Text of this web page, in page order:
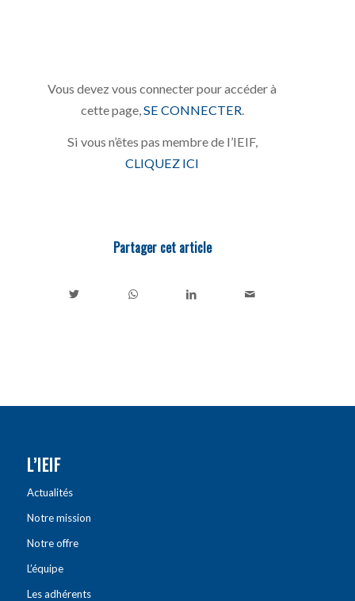
Vous devez vous connecter pour accéder à
cette page, SE CONNECTER
Si vous n’êtes pas membre de l’IEIF,
CLIQUEZ ICI
Partager cet article
L’IEIF
Actualités
Notre mission
Notre offre
L’équipe
Les adhérents